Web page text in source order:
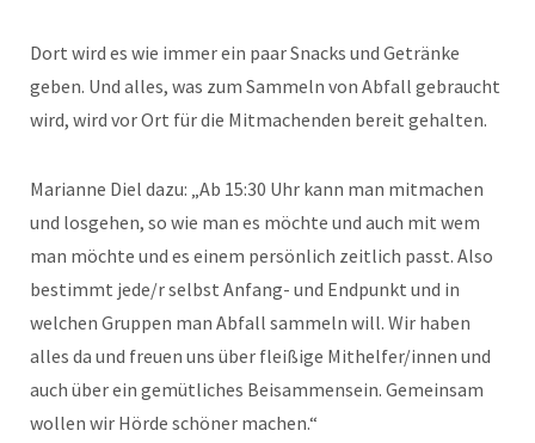
Dort wird es wie immer ein paar Snacks und Getränke
geben. Und alles, was zum Sammeln von Abfall gebraucht
wird, wird vor Ort für die Mitmachenden bereit gehalten.
Marianne Diel dazu: „Ab 15:30 Uhr kann man mitmachen
und losgehen, so wie man es möchte und auch mit wem
man möchte und es einem persönlich zeitlich passt. Also
bestimmt jede/r selbst Anfang- und Endpunkt und in
welchen Gruppen man Abfall sammeln will. Wir haben
alles da und freuen uns über fleißige Mithelfer/innen und
auch über ein gemütliches Beisammensein. Gemeinsam
wollen wir Hörde schöner machen.“